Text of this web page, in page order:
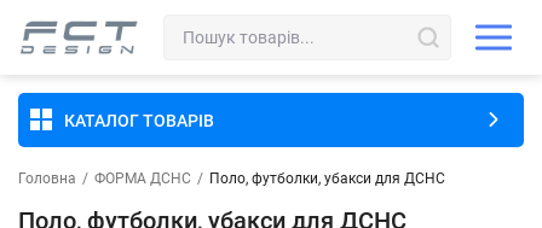
КАТАЛОГ ТОВАРІВ
Головна / ФОРМА ДСНС / Поло, футболки, убакси для ДСНС
Поло, футболки, убакси для ДСНС